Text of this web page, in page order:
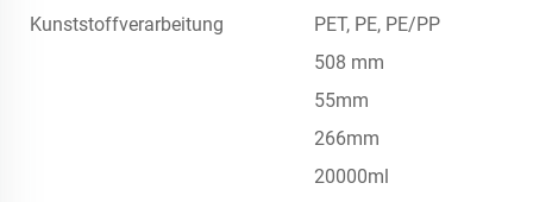
Kunststoffverarbeitung
PET, PE, PE/PP
508 mm
55mm
266mm
20000ml